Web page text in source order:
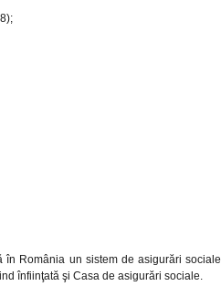
România un sistem de asigurări sociale
înfiinţată şi Casa de asigurări sociale.